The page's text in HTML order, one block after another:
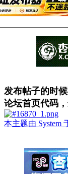
发布帖子的时
论坛首页代码
本主题由 System